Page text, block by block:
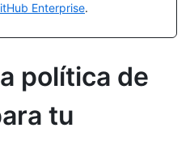
Enterprise.
política de
tu